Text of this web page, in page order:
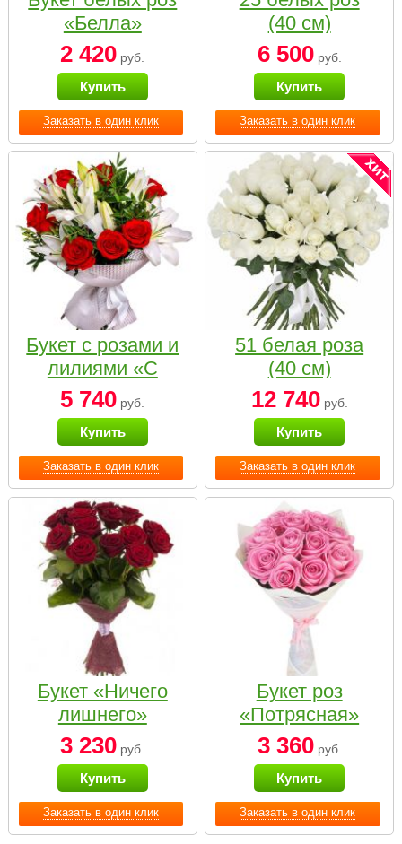
Заказать в один клик
«Белла»
2 420 руб.
Купить
Заказать в один клик
(40 см)
6 500руб.
Купить
Заказать в один клик
Букет с розами и
лилиями «С
наилучшими
пожеланиями»
5 740 руб.
Купить
Заказать в один клик
51 белая роза
(40 см)
12 740руб.
Купить
Заказать в один клик
Букет «Ничего
лишнего»
3 230 руб.
Купить
Заказать в один клик
Букет роз
«Потрясная»
3 360руб.
Купить